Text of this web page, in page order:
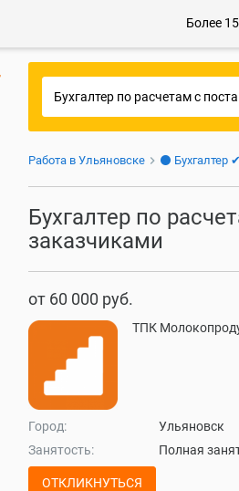
Более
Работа в Ульяновске ⚫ Бухгалтер ✔
Бухгалтер по
заказчиками
от 60 000 руб.
ТПК
Город:
Ульяновск
Занятость:
Полная
ОТКЛИКНУТЬСЯ